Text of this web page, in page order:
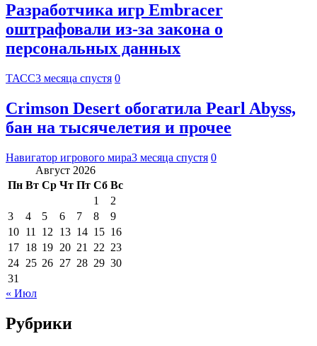
Разработчика игр Embracer
оштрафовали из-за закона о
персональных данных
ТАСС3 месяца спустя 0
Crimson Desert обогатила Pearl Abyss,
бан на тысячелетия и прочее
Навигатор игрового мира3 месяца спустя 0
Август 2026
Пн Вт Ср Чт Пт Сб Вс
1
2
3
4 5 6 7 8
9
10 11 12 13 14 15 16
17 18 19 20 21 22 23
24 25 26 27 28 29 30
31
« Июл
Рубрики